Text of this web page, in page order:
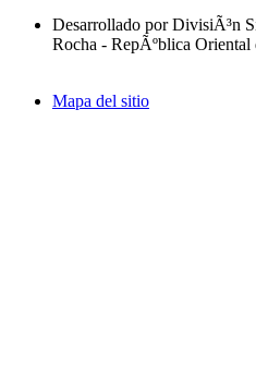
Desarrollado por DivisiÃ³n
Rocha - RepÃºblica
Mapa del sitio